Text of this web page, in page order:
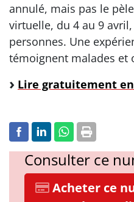
annulé, mais pas le
virtuelle, du 4 au 9
personnes. Une
témoignent malades et
Lire gratuitement
Consulter ce
Acheter ce